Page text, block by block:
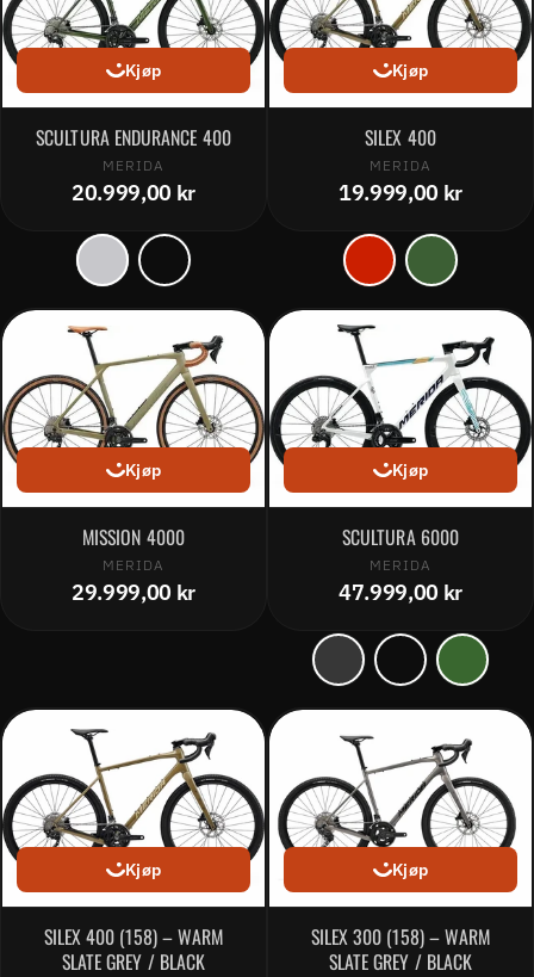
Kjøp
SCULTURA ENDURANCE 400
MERIDA
20.999,00 kr
Kjøp
SILEX 400
MERIDA
19.999,00 kr
Kjøp
MISSION 4000
MERIDA
29.999,00 kr
Kjøp
SCULTURA 6000
MERIDA
47.999,00 kr
Kjøp
SILEX 400 (158) – WARM
SLATE GREY / BLACK
Kjøp
SILEX 300 (158) – WARM
SLATE GREY / BLACK